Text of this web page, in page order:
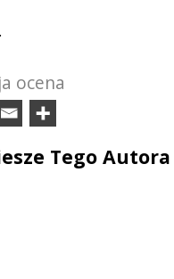
ocena
Tego Autora